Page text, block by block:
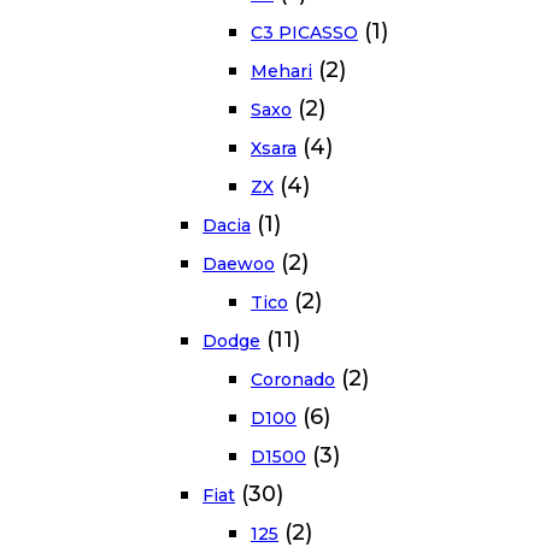
C3 PICASSO (1)
Mehari (2)
Saxo (2)
Xsara (4)
ZX (4)
Dacia (1)
Daewoo (2)
Tico (2)
Dodge (11)
Coronado (2)
D100 (6)
D1500 (3)
Fiat (30)
125 (2)